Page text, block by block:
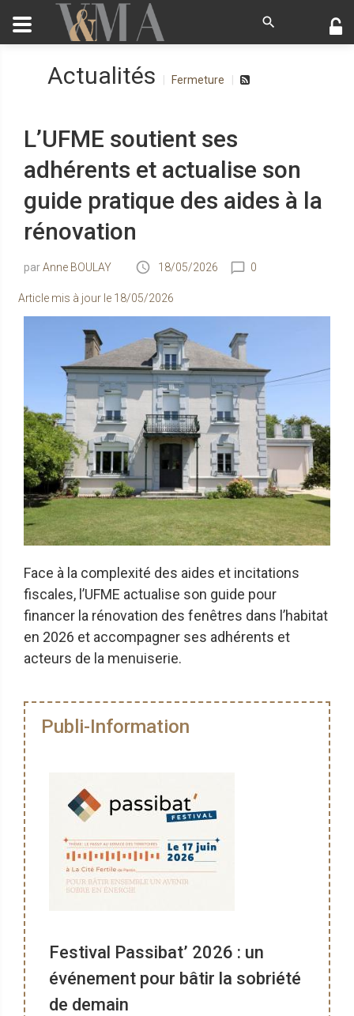
Actualités Fermeture
L’UFME soutient ses
adhérents et actualise son
guide pratique des aides à la
rénovation
Anne BOULAY 18/05/2026 0
Article mis à jour le 18/05/2026
Face à la complexité des aides et incitations
fiscales, l’UFME actualise son guide pour
financer la rénovation des fenêtres dans l’habitat
en 2026 et accompagner ses adhérents et
acteurs de la menuiserie.
Publi-Information
Festival Passibat’ 2026 : un
événement pour bâtir la sobriété
de demain